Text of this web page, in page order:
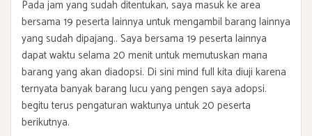
Pada jam yang sudah ditentukan, saya masuk ke area
bersama 19 peserta lainnya untuk mengambil barang lainnya
yang sudah dipajang.. Saya bersama 19 peserta lainnya
dapat waktu selama 20 menit untuk memutuskan mana
barang yang akan diadopsi. Di sini mind full kita diuji karena
ternyata banyak barang lucu yang pengen saya adopsi.
begitu terus pengaturan waktunya untuk 20 peserta
berikutnya.